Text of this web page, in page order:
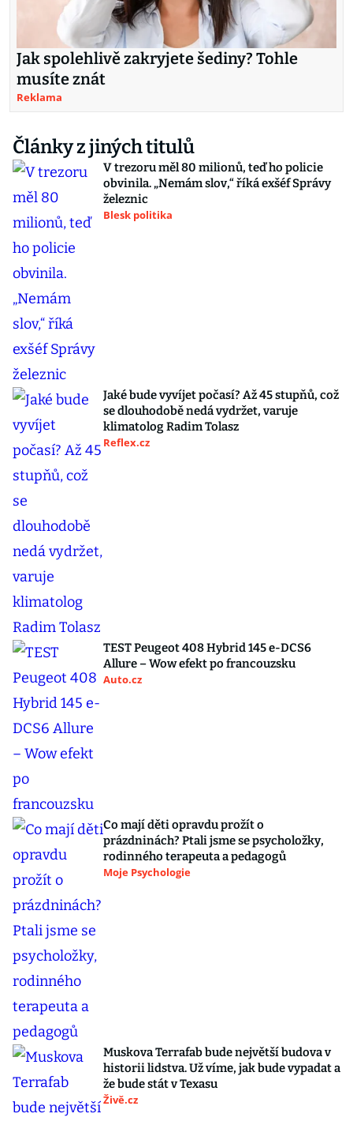
Jak spolehlivě zakryjete šediny? Tohle
musíte znát
Reklama
Články z jiných titulů
V trezoru měl 80 milionů, teď ho policie
obvinila. „Nemám slov,“ říká exšéf Správy
železnic
Blesk politika
Jaké bude vyvíjet počasí? Až 45 stupňů, což
se dlouhodobě nedá vydržet, varuje
klimatolog Radim Tolasz
Reflex.cz
TEST Peugeot 408 Hybrid 145 e-DCS6
Allure – Wow efekt po francouzsku
Auto.cz
Co mají děti opravdu prožít o
prázdninách? Ptali jsme se psycholožky,
rodinného terapeuta a pedagogů
Moje Psychologie
Muskova Terrafab bude největší budova v
historii lidstva. Už víme, jak bude vypadat a
že bude stát v Texasu
Živě.cz